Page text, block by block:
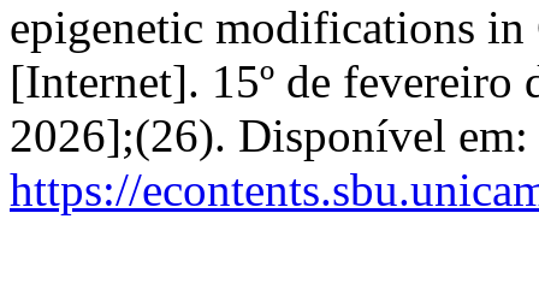
epigenetic modifications
[Internet]. 15º de fevereiro
2026];(26). Disponível em:
https://